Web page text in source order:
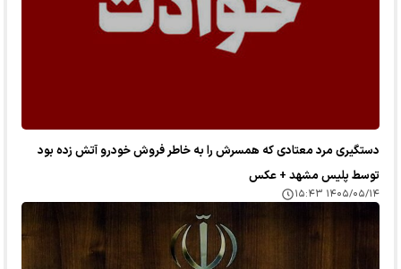
دستگیری مرد معتادی که همسرش را به خاطر فروش خودرو آتش زده بود
توسط پلیس مشهد + عکس
۱۴۰۵/۰۵/۱۴ ۱۵:۴۳